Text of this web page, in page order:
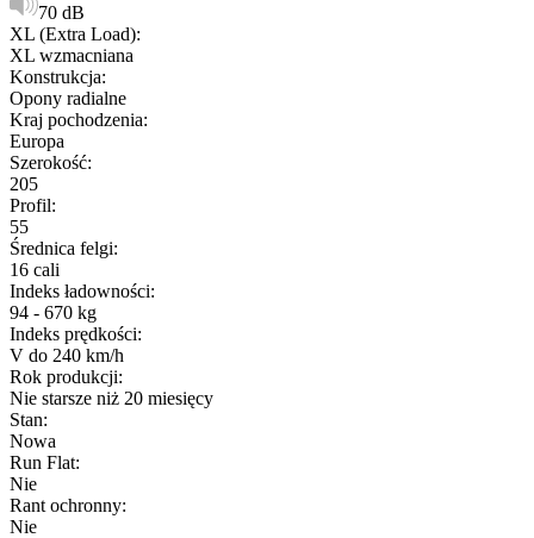
70 dB
XL (Extra Load):
XL wzmacniana
Konstrukcja:
Opony radialne
Kraj pochodzenia:
Europa
Szerokość:
205
Profil:
55
Średnica felgi:
16 cali
Indeks ładowności:
94 - 670 kg
Indeks prędkości:
V do 240 km/h
Rok produkcji:
Nie starsze niż 20 miesięcy
Stan:
Nowa
Run Flat:
Nie
Rant ochronny:
Nie